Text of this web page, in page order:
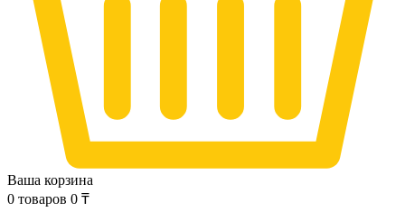
Ваша корзина
0 товаров 0 ₸